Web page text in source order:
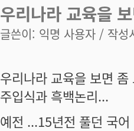
우리나라 교육을
글쓴이: 익명 사용자 / 작성
우리나라 교육을 보면 좀
주입식과 흑백논리...
예전 ...15년전 풀던 국